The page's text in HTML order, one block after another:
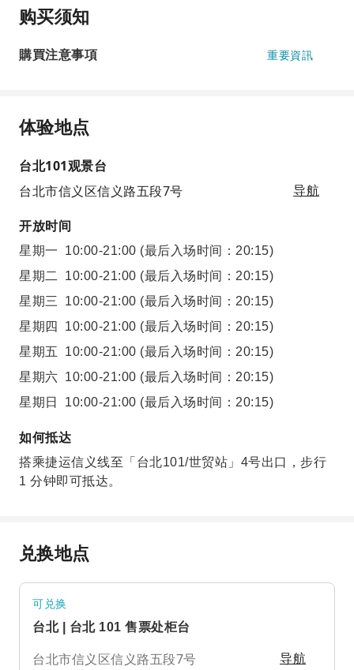
购买须知
購買注意事項 重要資訊
体验地点
台北101观景台
台北市信义区信义路五段7号
导航
开放时间
星期一 10:00-21:00 (最后入场时间：20:15)
星期二
10:00-21:00 (最后入场时间：20:15)
星期三
10:00-21:00 (最后入场时间：20:15)
星期四
10:00-21:00 (最后入场时间：20:15)
星期五
10:00-21:00 (最后入场时间：20:15)
星期六 10:00-21:00 (最后入场时间：20:15)
星期日
10:00-21:00 (最后入场时间：20:15)
如何抵达
搭乘捷运信义线至「台北101/世贸站」4号出口，步行
1 分钟即可抵达。
兑换地点
可兑换
台北 | 台北 101 售票处柜台
台北市信义区信义路五段7号 导航